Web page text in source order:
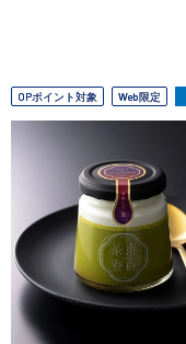
OPポイント対象 Web限定